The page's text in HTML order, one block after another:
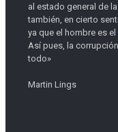
al estado general de
también, en cierto
ya que el hombre es
Así pues, la
todo»
Martin Lings